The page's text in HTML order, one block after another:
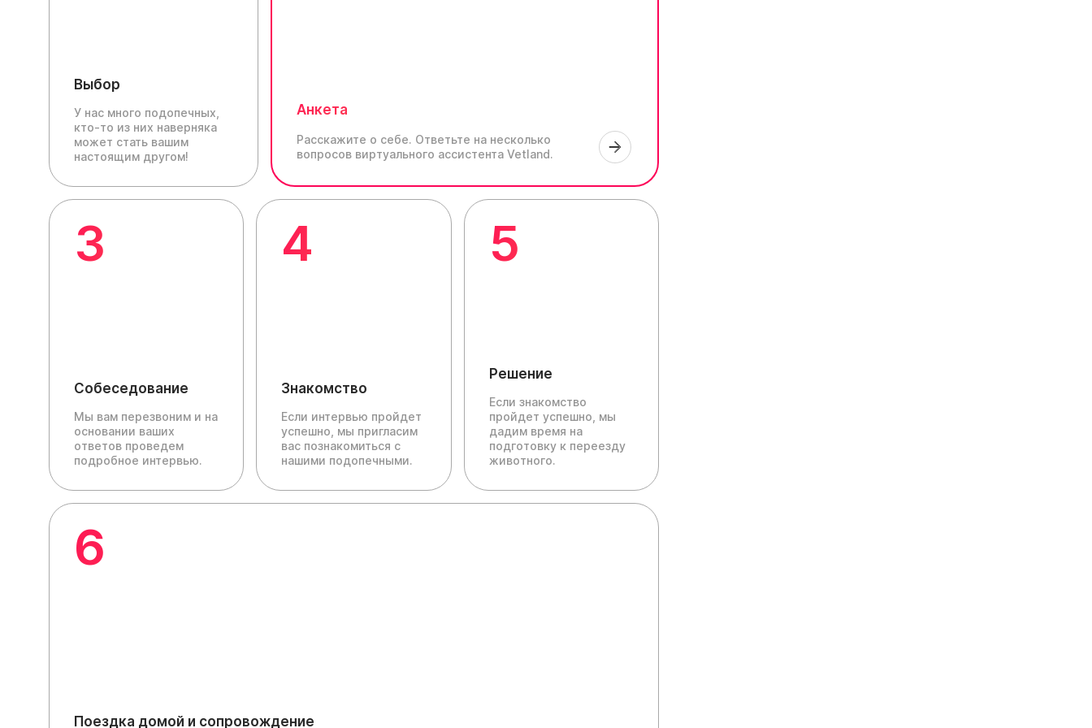
Выбор
У нас много подопечных,
кто-то из них наверняка
может стать вашим
настоящим другом!
Анкета
Расскажите о себе. Ответьте на несколько
вопросов виртуального ассистента Vetland.
3
Собеседование
Мы вам перезвоним и на
основании ваших
ответов проведем
подробное интервью.
4
Знакомство
Если интервью пройдет
успешно, мы пригласим
вас познакомиться с
нашими подопечными.
5
Решение
Если знакомство
пройдет успешно, мы
дадим время на
подготовку к переезду
животного.
6
Поездка домой и сопровождение